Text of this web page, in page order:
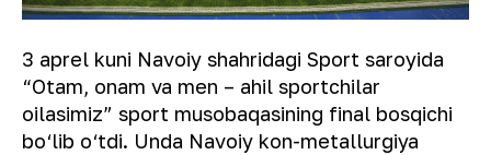
3 aprel kuni Navoiy shahridagi Sport saroyida
“Otam, onam va men – ahil sportchilar
oilasimiz” sport musobaqasining final bosqichi
bo‘lib o‘tdi. Unda Navoiy kon-metallurgiya